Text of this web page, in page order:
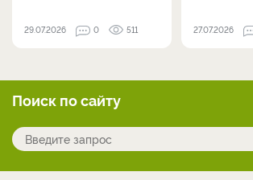
29.07.2026 0 511 27.07.2026
Поиск по сайту